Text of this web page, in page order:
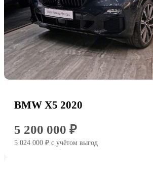
BMW X5 2020
5 200 000 ₽
5 024 000 ₽ c учётом выгод